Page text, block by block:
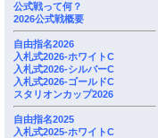
公式戦って何？
2026公式戦概要
自由指名2026
入札式2026-ホワイトC
入札式2026-シルバーC
入札式2026-ゴールドC
スタリオンカップ2026
自由指名2025
入札式2025-ホワイトC